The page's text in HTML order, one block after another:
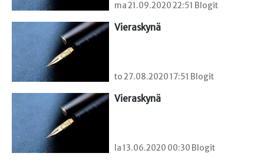
ma 21.09.2020 22:51 Blogit
Vieraskynä
to 27.08.2020 17:51 Blogit
Vieraskynä
la 13.06.2020 00:30 Blogit